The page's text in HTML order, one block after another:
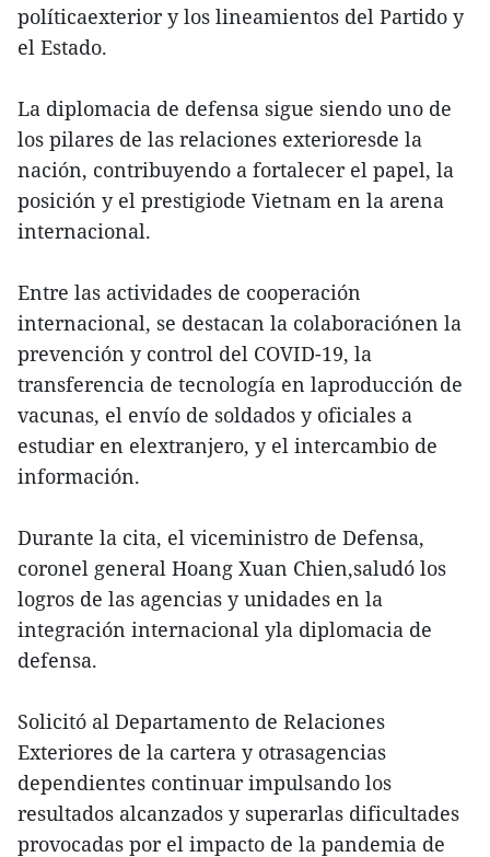
políticaexterior y los lineamientos del Partido y
el Estado.
La diplomacia de defensa sigue siendo uno de
los pilares de las relaciones exterioresde la
nación, contribuyendo a fortalecer el papel, la
posición y el prestigiode Vietnam en la arena
internacional.
Entre las actividades de cooperación
internacional, se destacan la colaboraciónen la
prevención y control del COVID-19, la
transferencia de tecnología en laproducción de
vacunas, el envío de soldados y oficiales a
estudiar en elextranjero, y el intercambio de
información.
Durante la cita, el viceministro de Defensa,
coronel general Hoang Xuan Chien,saludó los
logros de las agencias y unidades en la
integración internacional yla diplomacia de
defensa.
Solicitó al Departamento de Relaciones
Exteriores de la cartera y otrasagencias
dependientes continuar impulsando los
resultados alcanzados y superarlas dificultades
provocadas por el impacto de la pandemia de